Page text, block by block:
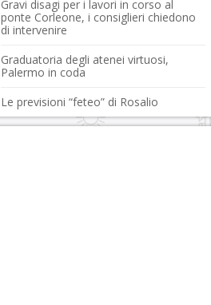
Gravi disagi per i lavori in corso al
ponte Corleone, i consiglieri chiedono
di intervenire
Graduatoria degli atenei virtuosi,
Palermo in coda
Le previsioni “feteo” di Rosalio